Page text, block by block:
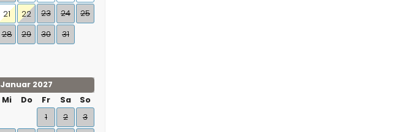
21 22 23 24
25
28 29 30 31
Januar 2027
Mi Do Fr Sa
So
1
2
3